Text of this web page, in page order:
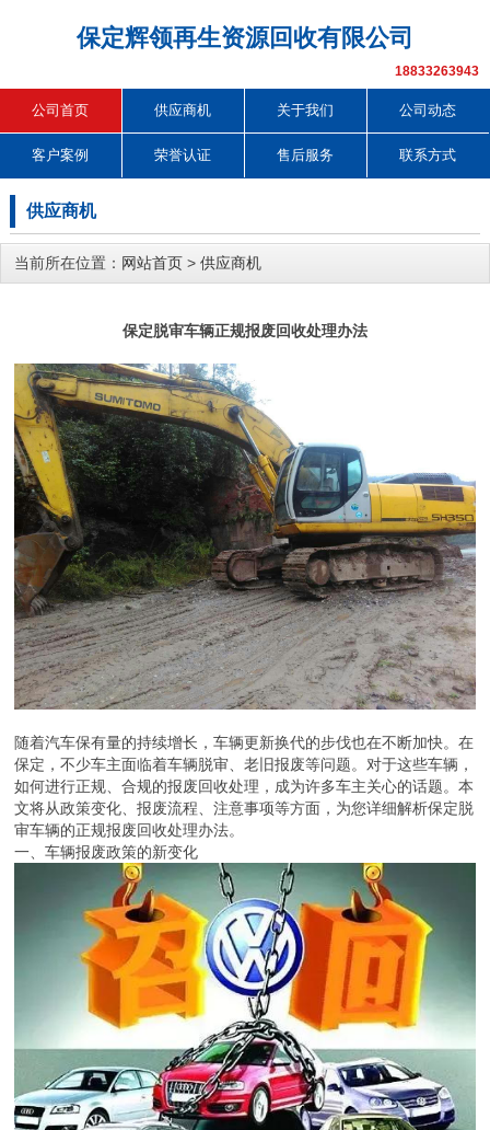
保定辉领再生资源回收有限公司
18833263943
公司首页 供应商机 关于我们 公司动态
客户案例 荣誉认证 售后服务 联系方式
供应商机
当前所在位置： 网站首页 > 供应商机
保定脱审车辆正规报废回收处理办法
随着汽车保有量的持续增长，车辆更新换代的步伐也在不断加快。在
保定，不少车主面临着车辆脱审、老旧报废等问题。对于这些车辆，
如何进行正规、合规的报废回收处理，成为许多车主关心的话题。本
文将从政策变化、报废流程、注意事项等方面，为您详细解析保定脱
审车辆的正规报废回收处理办法。
一、车辆报废政策的新变化